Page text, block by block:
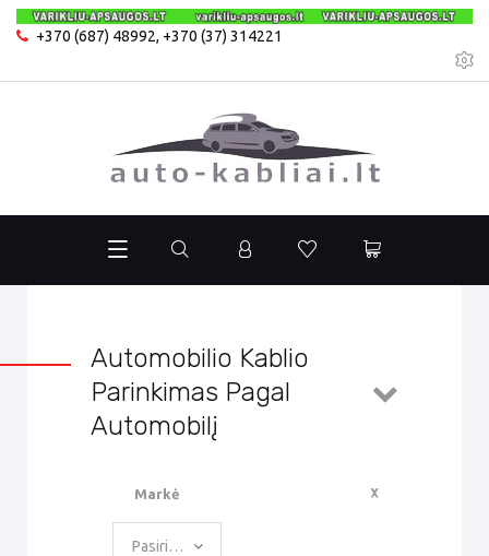
+370 (687) 48992, +370 (37) 314221
Automobilio Kablio
Parinkimas Pagal
Automobilį
Markė
Pasirinkite reikšmę